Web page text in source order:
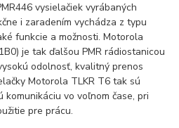
vysielačiek vyrábaných
i zaradením vychádza z typu
funkcie a možnosti. Motorola
je tak ďalšou PMR rádiostanicou
odolnosť, kvalitný prenos
Motorola TLKR T6 tak sú
vo voľnom čase, pri
pre prácu.